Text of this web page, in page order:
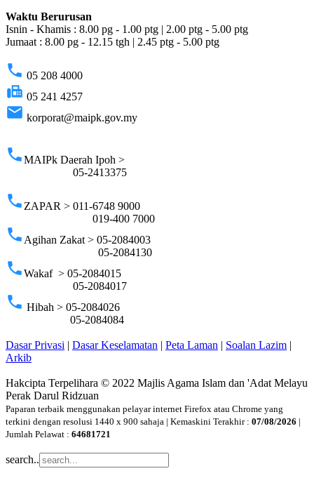
Waktu Berurusan
Isnin - Khamis : 8.00 pg - 1.00 ptg | 2.00 ptg - 5.00 ptg
Jumaat : 8.00 pg - 12.15 tgh | 2.45 ptg - 5.00 ptg
phone 05 208 4000
fax 05 241 4257
email korporat@maipk.gov.my
phoneMAIPk Daerah Ipoh >
05-2413375
phoneZAPAR > 011-6748 9000
019-400 7000
phoneAgihan Zakat > 05-2084003
05-2084130
phoneWakaf > 05-2084015
05-2084017
phone Hibah > 05-2084026
05-2084084
Dasar Privasi | Dasar Keselamatan | Peta Laman | Soalan Lazim |
Arkib
Hakcipta Terpelihara © 2022 Majlis Agama Islam dan 'Adat Melayu
Perak Darul Ridzuan
Paparan terbaik menggunakan pelayar internet Firefox atau Chrome yang
terkini dengan resolusi 1440 x 900 sahaja | Kemaskini Terakhir : 07/08/2026 |
Jumlah Pelawat : 64681721
search..